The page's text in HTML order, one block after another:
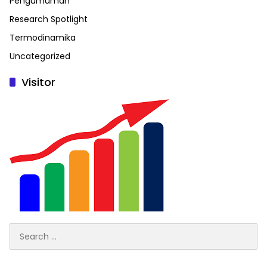
Research Spotlight
Termodinamika
Uncategorized
Visitor
for: